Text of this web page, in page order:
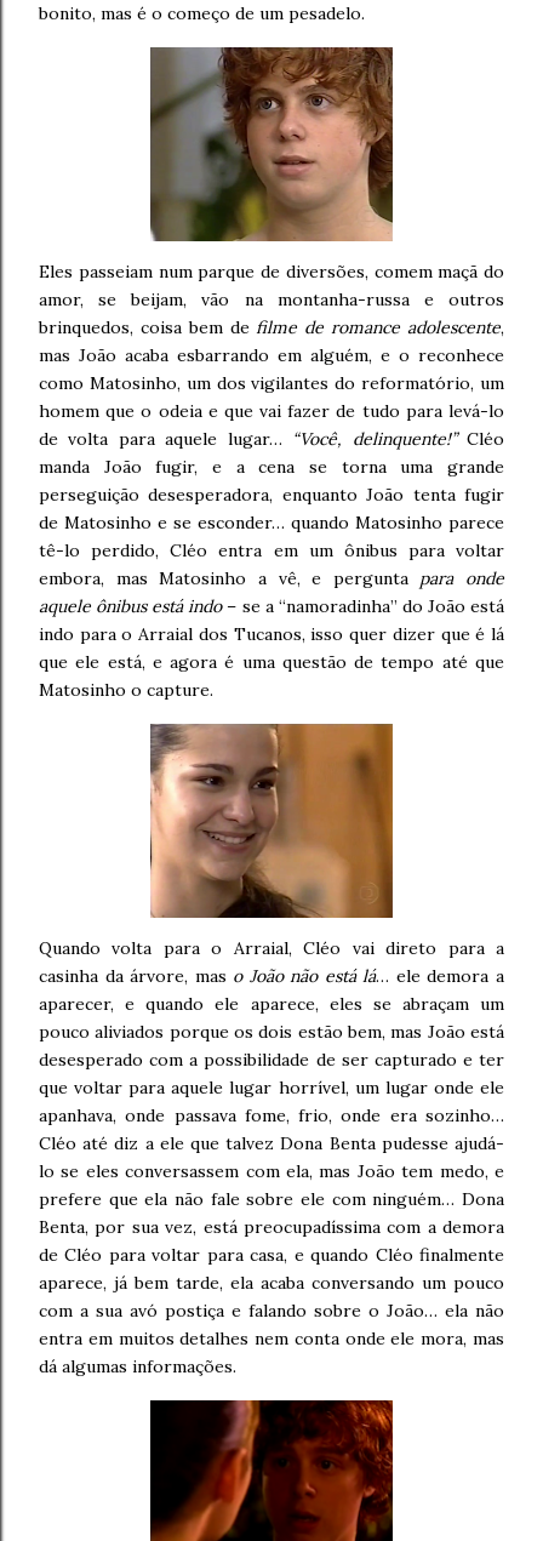
bonito, mas é o começo de um pesadelo.
Eles passeiam num parque de diversões, comem maçã do
amor, se beijam, vão na montanha-russa e outros
brinquedos, coisa bem defilme de romance adolescente,
mas João acaba esbarrando em alguém, e o reconhece
como Matosinho, um dos vigilantes do reformatório, um
homem que o odeia e que vai fazer de tudo para levá-lo
de volta para aquele lugar…
“Você, delinquente!”Cléo
manda João fugir, e a cena se torna uma grande
perseguição desesperadora, enquanto João tenta fugir
de Matosinho e se esconder… quando Matosinho parece
tê-lo perdido, Cléo entra em um ônibus para voltar
embora, mas Matosinho a vê, e pergunta para onde
aquele ônibus está indo– se a “namoradinha” do João está
indo para o Arraial dos Tucanos, isso quer dizer que é lá
que ele está, e agora é uma questão de tempo até que
Matosinho o capture.
Quando volta para o Arraial, Cléo vai direto para a
casinha da árvore, mas o João não está lá… ele demora a
aparecer, e quando ele aparece, eles se abraçam um
pouco aliviados porque os dois estão bem, mas João está
desesperado com a possibilidade de ser capturado e ter
que voltar para aquele lugar horrível, um lugar onde ele
apanhava, onde passava fome, frio, onde era sozinho…
Cléo até diz a ele que talvez Dona Benta pudesse ajudá-
lo se eles conversassem com ela, mas João tem medo, e
prefere que ela não fale sobre ele com ninguém… Dona
Benta, por sua vez, está preocupadíssima com a demora
de Cléo para voltar para casa, e quando Cléo finalmente
aparece, já bem tarde, ela acaba conversando um pouco
com a sua avó postiça e falando sobre o João… ela não
entra em muitos detalhes nem conta onde ele mora, mas
dá algumas informações.